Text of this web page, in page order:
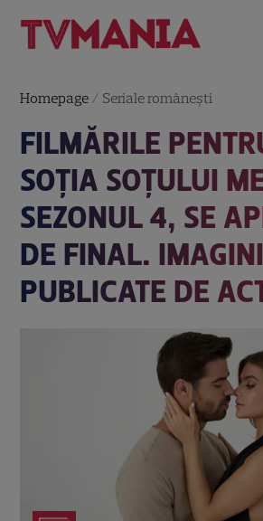
Homepage / Seriale româneşti
FILMĂRILE
SOŢIA SOŢULUI
SEZONUL 4, SE
DE FINAL.
PUBLICATE DE